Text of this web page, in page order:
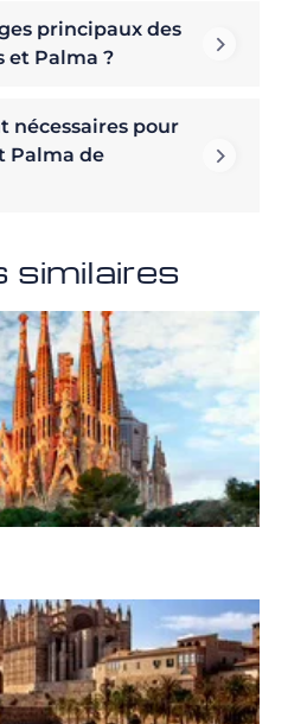
principaux des
et Palma ?
nécessaires pour
Palma de